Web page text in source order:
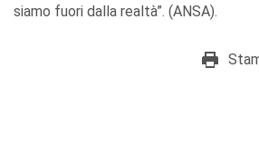
siamo fuori dalla realtà”. (ANSA).